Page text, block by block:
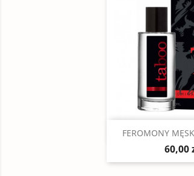
Szybki
FEROMONY
60,00